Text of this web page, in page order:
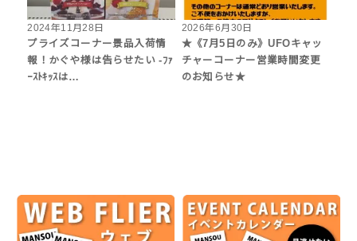
2024年11月28日
プライズコーナー景品入荷情
報！かぐや様は告らせたい -ﾌｧ
ｰｽﾄｷｯｽは…
2026年6月30日
★《7月5日のみ》UFOキャッ
チャーコーナー営業時間変更
のお知らせ★